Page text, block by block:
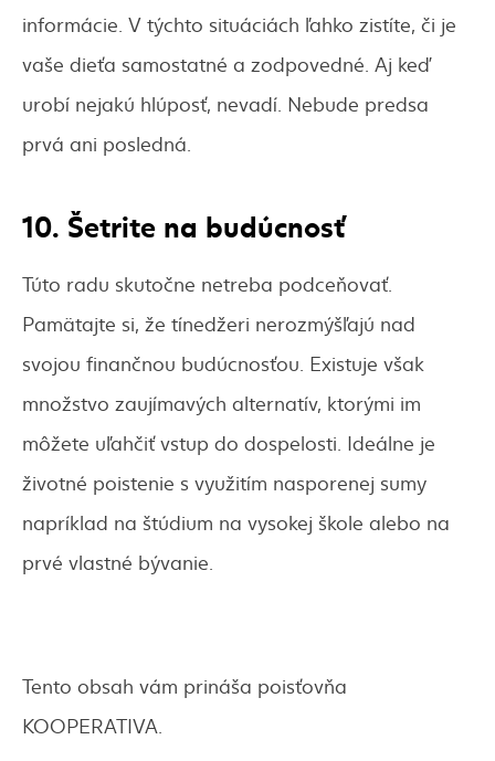
informácie. V týchto situáciách ľahko zistíte, či je
vaše dieťa samostatné a zodpovedné. Aj keď
urobí nejakú hlúposť, nevadí. Nebude predsa
prvá ani posledná.
10. Šetrite na budúcnosť
Túto radu skutočne netreba podceňovať.
Pamätajte si, že tínedžeri nerozmýšľajú nad
svojou finančnou budúcnosťou. Existuje však
množstvo zaujímavých alternatív, ktorými im
môžete uľahčiť vstup do dospelosti. Ideálne je
životné poistenie s využitím nasporenej sumy
napríklad na štúdium na vysokej škole alebo na
prvé vlastné bývanie.
Tento obsah vám prináša poisťovňa
KOOPERATIVA.